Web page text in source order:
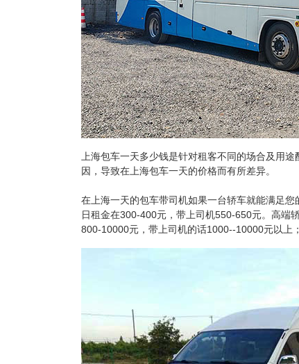
上海包车一天多少钱是针对租客不同的场合及用
因，导致在上海包车一天的价格而有所差异。
在上海一天的包车带司机如果一台轿车就能满足
日租金在300-400元，带上司机550-650元。高端
800-10000元，带上司机的话1000--10000元以上；